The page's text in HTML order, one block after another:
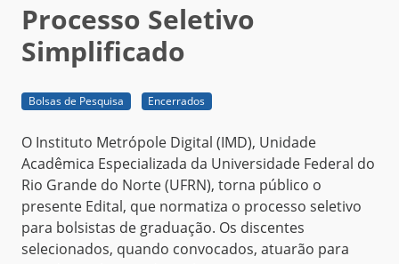
Processo Seletivo
Simplificado
Bolsas de Pesquisa Encerrados
O Instituto Metrópole Digital (IMD), Unidade
Acadêmica Especializada da Universidade Federal do
Rio Grande do Norte (UFRN), torna público o
presente Edital, que normatiza o processo seletivo
para bolsistas de graduação. Os discentes
selecionados, quando convocados, atuarão para